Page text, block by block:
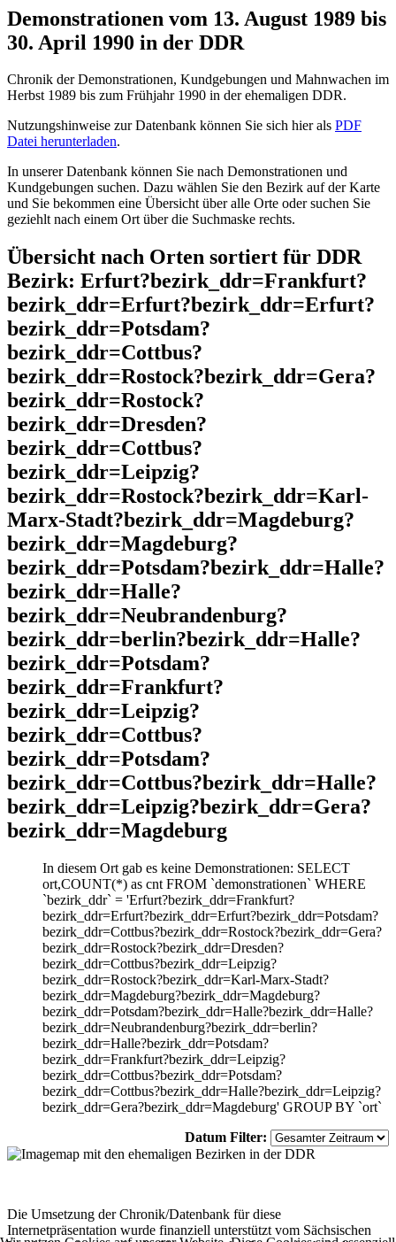
Demonstrationen vom 13. August 1989 bis
30. April 1990 in der DDR
Chronik der Demonstrationen, Kundgebungen und Mahnwachen im
Herbst 1989 bis zum Frühjahr 1990 in der ehemaligen DDR.
Nutzungshinweise zur Datenbank können Sie sich hier als PDF
Datei herunterladen.
In unserer Datenbank können Sie nach Demonstrationen und
Kundgebungen suchen. Dazu wählen Sie den Bezirk auf der Karte
und Sie bekommen eine Übersicht über alle Orte oder suchen Sie
geziehlt nach einem Ort über die Suchmaske rechts.
Übersicht nach Orten sortiert für DDR
Bezirk: Erfurt?bezirk_ddr=Frankfurt?
bezirk_ddr=Erfurt?bezirk_ddr=Erfurt?
bezirk_ddr=Potsdam?
bezirk_ddr=Cottbus?
bezirk_ddr=Rostock?bezirk_ddr=Gera?
bezirk_ddr=Rostock?
bezirk_ddr=Dresden?
bezirk_ddr=Cottbus?
bezirk_ddr=Leipzig?
bezirk_ddr=Rostock?bezirk_ddr=Karl-
Marx-Stadt?bezirk_ddr=Magdeburg?
bezirk_ddr=Magdeburg?
bezirk_ddr=Potsdam?bezirk_ddr=Halle?
bezirk_ddr=Halle?
bezirk_ddr=Neubrandenburg?
bezirk_ddr=berlin?bezirk_ddr=Halle?
bezirk_ddr=Potsdam?
bezirk_ddr=Frankfurt?
bezirk_ddr=Leipzig?
bezirk_ddr=Cottbus?
bezirk_ddr=Potsdam?
bezirk_ddr=Cottbus?bezirk_ddr=Halle?
bezirk_ddr=Leipzig?bezirk_ddr=Gera?
bezirk_ddr=Magdeburg
In diesem Ort gab es keine Demonstrationen: SELECT
ort,COUNT(*) as cnt FROM `demonstrationen` WHERE
`bezirk_ddr` = 'Erfurt?bezirk_ddr=Frankfurt?
bezirk_ddr=Erfurt?bezirk_ddr=Erfurt?bezirk_ddr=Potsdam?
bezirk_ddr=Cottbus?bezirk_ddr=Rostock?bezirk_ddr=Gera?
bezirk_ddr=Rostock?bezirk_ddr=Dresden?
bezirk_ddr=Cottbus?bezirk_ddr=Leipzig?
bezirk_ddr=Rostock?bezirk_ddr=Karl-Marx-Stadt?
bezirk_ddr=Magdeburg?bezirk_ddr=Magdeburg?
bezirk_ddr=Potsdam?bezirk_ddr=Halle?bezirk_ddr=Halle?
bezirk_ddr=Neubrandenburg?bezirk_ddr=berlin?
bezirk_ddr=Halle?bezirk_ddr=Potsdam?
bezirk_ddr=Frankfurt?bezirk_ddr=Leipzig?
bezirk_ddr=Cottbus?bezirk_ddr=Potsdam?
bezirk_ddr=Cottbus?bezirk_ddr=Halle?bezirk_ddr=Leipzig?
bezirk_ddr=Gera?bezirk_ddr=Magdeburg' GROUP BY `ort`
Datum Filter:
Die Umsetzung der Chronik/Datenbank für diese
Internetpräsentation wurde finanziell unterstützt vom Sächsischen